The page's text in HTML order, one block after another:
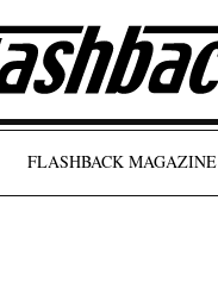
FLASHBACK MAGAZINE